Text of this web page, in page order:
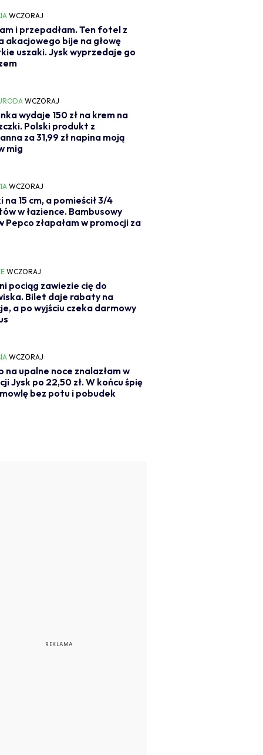
WCZORAJ
i przepadłam. Ten fotel z
akacjowego bije na głowę
uszaki. Jysk wyprzedaje go
WCZORAJ
wydaje 150 zł na krem na
Polski produkt z
za 31,99 zł napina moją
mig
WCZORAJ
na 15 cm, a pomieścił 3/4
w łazience. Bambusowy
Pepco złapałam w promocji za
WCZORAJ
pociąg zawiezie cię do
Bilet daje rabaty na
a po wyjściu czeka darmowy
WCZORAJ
na upalne noce znalazłam w
Jysk po 22,50 zł. W końcu śpię
bez potu i pobudek